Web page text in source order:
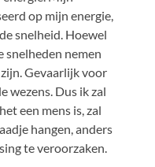
op mijn energie,
snelheid. Hoewel
snelheden nemen
Gevaarlijk voor
wezens. Dus ik zal
een mens is, zal
hangen, anders
te veroorzaken.